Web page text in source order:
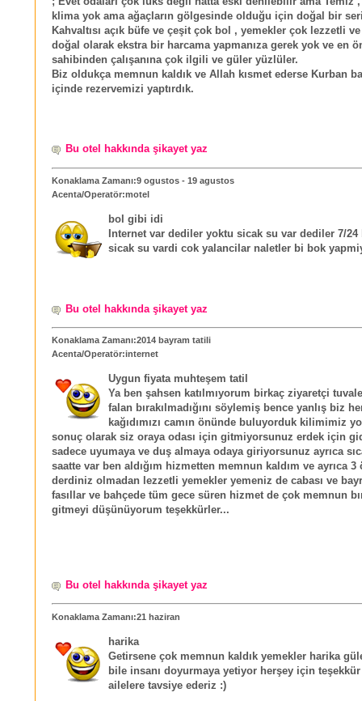
klima yok ama ağaçların gölgesinde olduğu için doğal bir
Kahvaltısı açık büfe ve çeşit çok bol , yemekler çok lezzetli
doğal olarak ekstra bir harcama yapmanıza gerek yok ve en
sahibinden çalışanına çok ilgili ve güler yüzlüler.
Biz oldukça memnun kaldık ve Allah kısmet ederse Kurban
içinde rezervemizi yaptırdık.
Bu otel hakkında şikayet yaz
Konaklama Zamanı:9 ogustos - 19 agustos
Acenta/Operatör:motel
bol gibi idi
Internet var dediler yoktu sicak su var dediler 7/
sicak su vardi cok yalancilar naletler bi bok
Bu otel hakkında şikayet yaz
Konaklama Zamanı:2014 bayram tatili
Acenta/Operatör:internet
Uygun fiyata muhteşem tatil
Ya ben şahsen katılmıyorum birkaç ziyaretçi
falan bırakılmadığını söylemiş bence yanlış biz
kağıdımızı camın önünde buluyorduk kilimimiz
sonuç olarak siz oraya odası için gitmiyorsunuz erdek için
sadece uyumaya ve duş almaya odaya giriyorsunuz ayrıca
saatte var ben aldığım hizmetten memnun kaldım ve ayrıca 3
derdiniz olmadan lezzetli yemekler yemeniz de cabası ve
fasıllar ve bahçede tüm gece süren hizmet de çok memnun
gitmeyi düşünüyorum teşekkürler...
Bu otel hakkında şikayet yaz
Konaklama Zamanı:21 haziran
harika
Getirsene çok memnun kaldık yemekler harika
bile insanı doyurmaya yetiyor herşey için
ailelere tavsiye ederiz :)